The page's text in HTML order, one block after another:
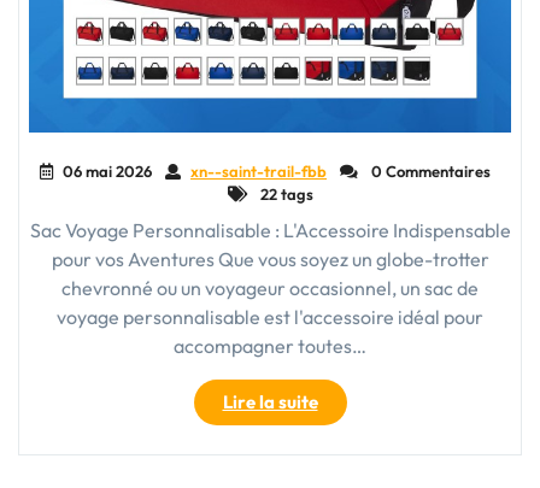
06 mai 2026 xn--saint-trail-fbb
0 Commentaires
22 tags
Sac Voyage Personnalisable : L'Accessoire Indispensable
pour vos Aventures Que vous soyez un globe-trotter
chevronné ou un voyageur occasionnel, un sac de
voyage personnalisable est l'accessoire idéal pour
accompagner toutes…
Lire la suite"Le
Sac
Voyage